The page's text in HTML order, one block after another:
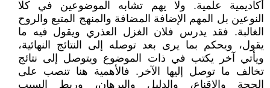
أكاديمية علمية. ولا يهم تشابه الموضوعين في كلا
النوعين بل المهم الإضافة المضافة والمنهج المتبع والروح
الغالبة. فقد يدرس فلان الغزل العذري ويقول فيه ما
يقول، ويحكم بما يرى بعد توصله إلى النتائج النهائية،
ويأتي آخر يكتب في ذات الموضوع ويتوصل إلى نتائج
تخالف ما توصل إليها الآخر. فالأهمية هنا تنصب على
الحجة والإقناع، والدليل والبرهان، وربط السبب